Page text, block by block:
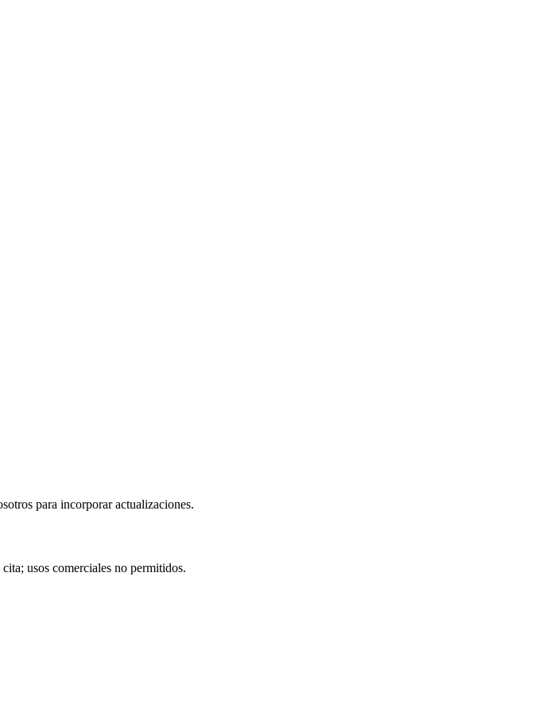
para incorporar actualizaciones.
usos comerciales no permitidos.